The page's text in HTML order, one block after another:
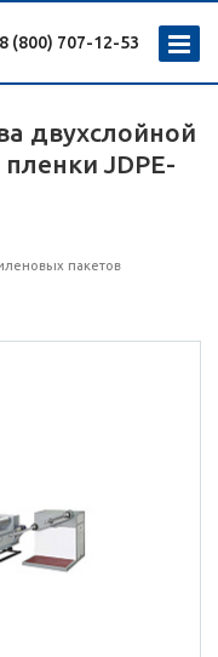
8 (800) 707-12-53
двухслойной
JDPE-
пакетов